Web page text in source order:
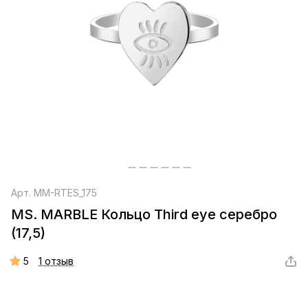
Арт. MM-RTES_175
MS. MARBLE Кольцо Third eye серебро
(17,5)
5 1 отзыв